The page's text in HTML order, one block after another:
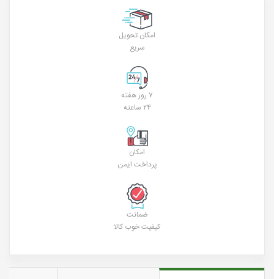
امکان تحویل
سریع
۷ روز هفته
۲۴ ساعته
امکان
پرداخت ایمن
ضمانت
کیفیت خوب کالا